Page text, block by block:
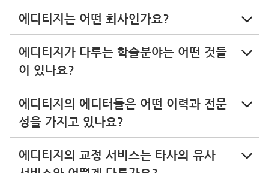
에디티지는 어떤 회사인가요?
에디티지가 다루는 학술분야는 어떤 것들
이 있나요?
에디티지의 에디터들은 어떤 이력과 전문
성을 가지고 있나요?
에디티지의 교정 서비스는 타사의 유사